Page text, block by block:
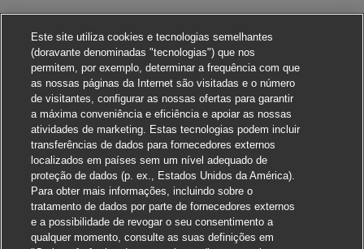
Este site utiliza cookies e tecnologias semelhantes
(doravante denominadas "tecnologias") que nos
permitem, por exemplo, determinar a frequência com que
as nossas páginas da Internet são visitadas e o número
de visitantes, configurar as nossas ofertas para garantir
a máxima conveniência e eficiência e apoiar as nossas
atividades de marketing. Estas tecnologias podem incluir
transferências de dados para fornecedores externos
localizados em países sem um nível adequado de
proteção de dados (p. ex., Estados Unidos da América).
Para obter mais informações, incluindo sobre o
tratamento de dados por parte de fornecedores externos
e a possibilidade de revogar o seu consentimento a
qualquer momento, consulte as suas definições em